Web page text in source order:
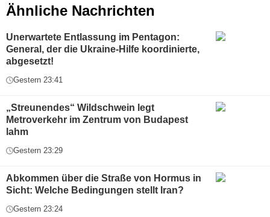
Ähnliche Nachrichten
Unerwartete Entlassung im Pentagon:
General, der die Ukraine-Hilfe koordinierte,
abgesetzt!
Gestern 23:41
„Streunendes“ Wildschwein legt
Metroverkehr im Zentrum von Budapest
lahm
Gestern 23:29
Abkommen über die Straße von Hormus in
Sicht: Welche Bedingungen stellt Iran?
Gestern 23:24